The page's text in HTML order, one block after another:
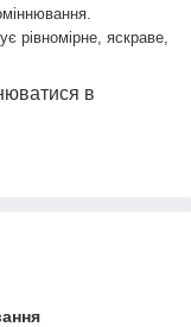
рівномірне, яскраве,
в